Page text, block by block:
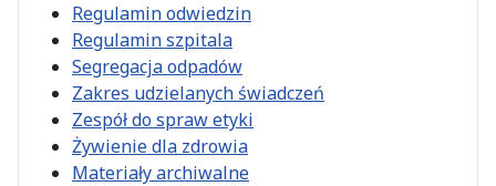
Regulamin odwiedzin
Regulamin szpitala
Segregacja odpadów
Zakres udzielanych świadczeń
Zespół do spraw etyki
Żywienie dla zdrowia
Materiały archiwalne